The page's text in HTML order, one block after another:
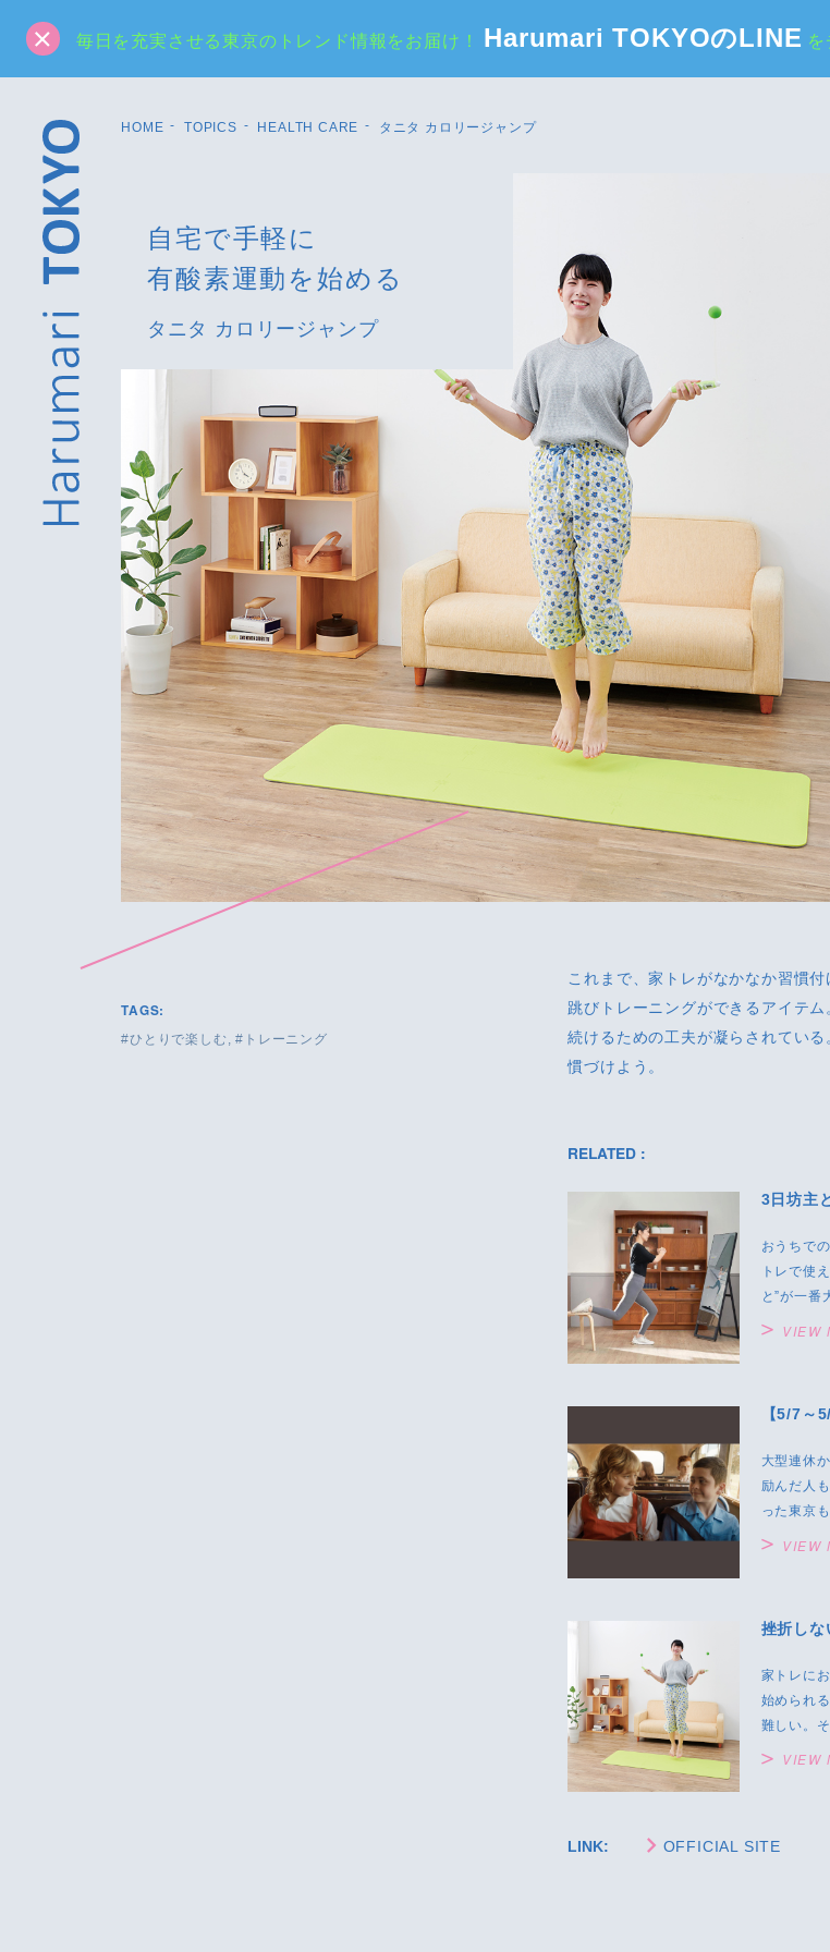
毎日を充実させる東京のトレンド情報をお届け！ Harumari TOKYOのLINE を
HOME TOPICS HEALTH CARE タニタ カロリージャンプ
自宅で手軽に
有酸素運動を始める
タニタ カロリージャンプ
TAGS:
ひとりで楽しむ トレーニング
これまで、家トレがなかなか習慣
跳びトレーニングができるアイテ
続けるための工夫が凝らされてい
慣づけよう。
RELATED :
3日坊主
おうちで
トレで使
と”が一
VIEW
【5/7～
大型連休
励んだ人
った東京
VIEW
挫折しな
家トレに
始められ
難しい。
VIEW
LINK: OFFICIAL SITE